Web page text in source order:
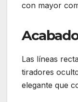
con mayor
Las líneas
tiradores
elegante que